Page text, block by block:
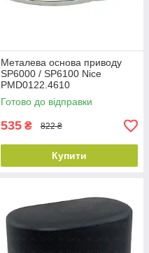
Металева основа приводу
SP6000 / SP6100 Nice
PMD0122.4610
Готово до відправки
535 ₴ 822 ₴
Купити